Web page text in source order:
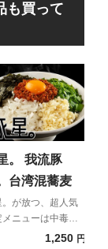
も買って
。 我流豚
台湾混蕎麦
。が放つ、超人気
メニューは中毒性
の一撃！！1,250 円